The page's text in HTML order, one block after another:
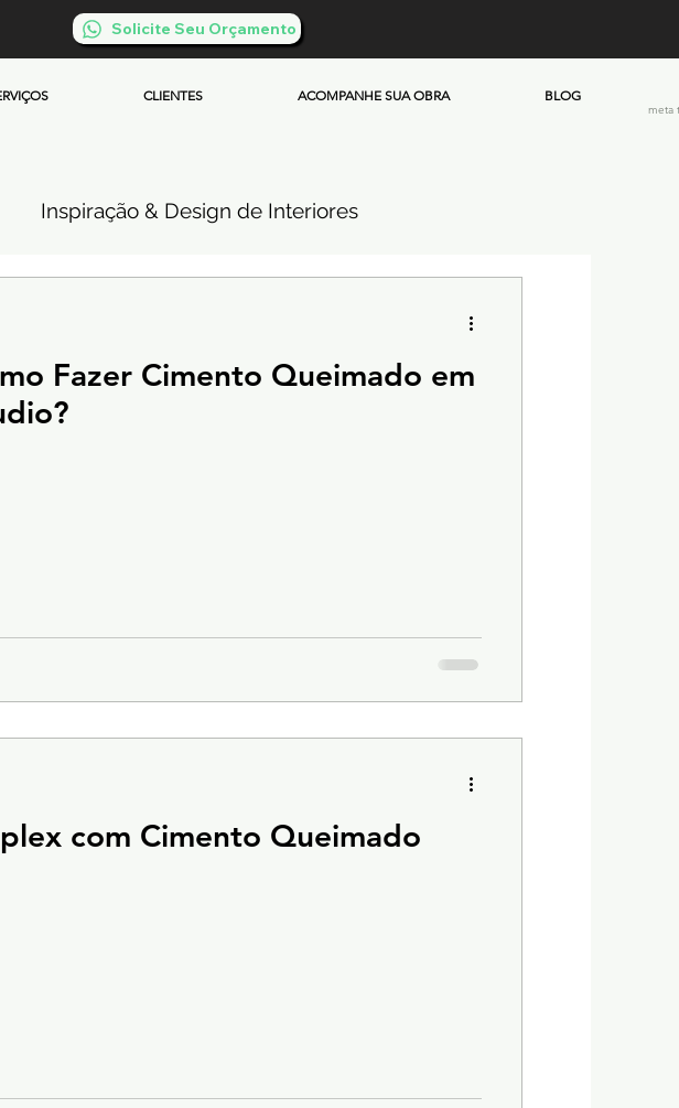
Solicite Seu Orçamento
CLIENTES ACOMPANHE SUA OBRA BLOG
meta
Inspiração & Design de Interiores
Investimento & Custos
Fazer Cimento Queimado em
com Cimento Queimado